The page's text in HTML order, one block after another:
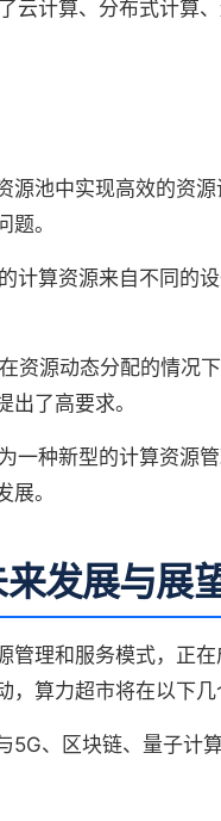
云计算、分布式计算
源池中实现高效的资
。
计算资源来自不同的
资源动态分配的情况
了高要求。
一种新型的计算资源
。
发展与展
管理和服务模式，正
算力超市将在以下几
5G、区块链、量子计